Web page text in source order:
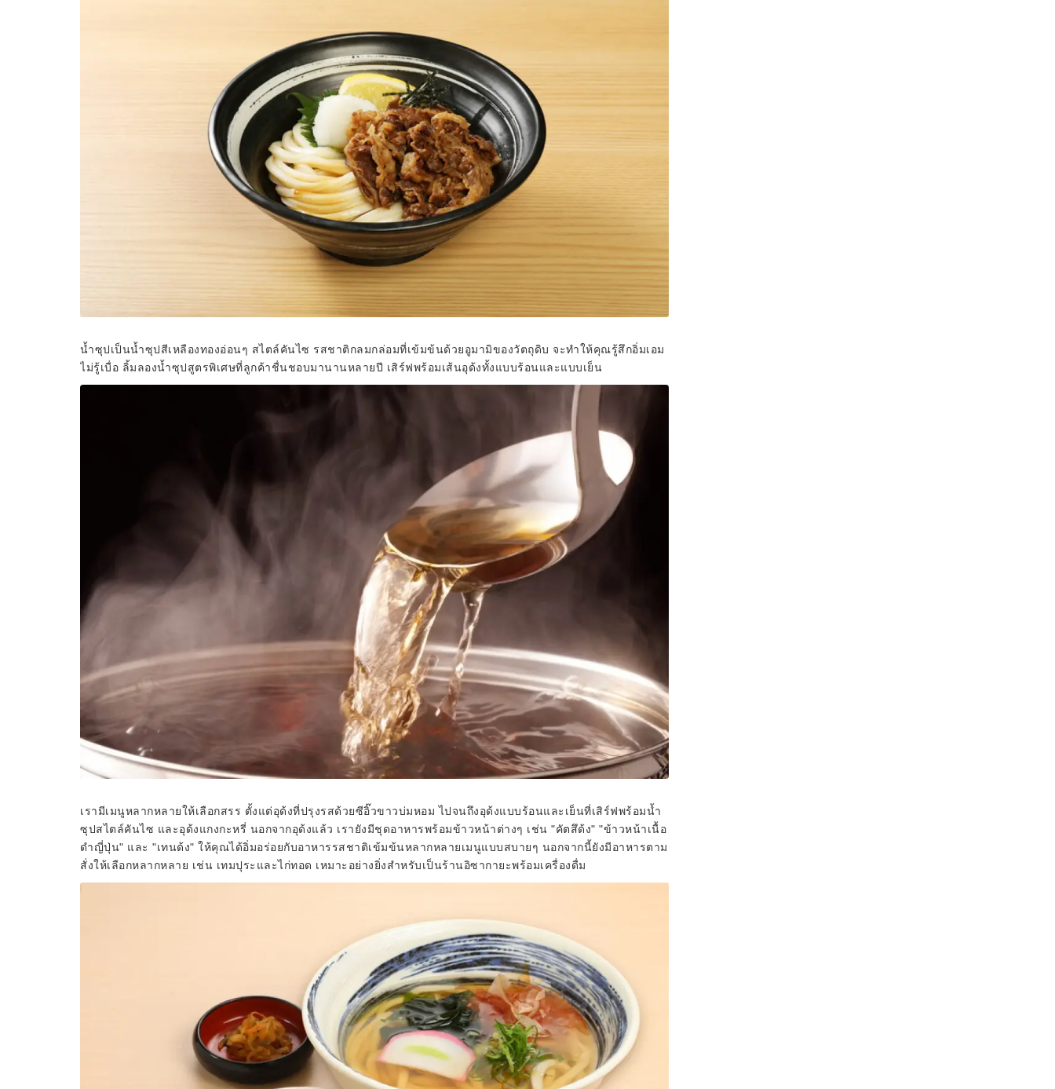
น้ำซุปเป็นน้ำซุปสีเหลืองทองอ่อนๆ สไตล์คันไซ รสชาติกลมกล่อมที่เข้มข้นด้วยอูมามิของวัตถุดิบ จะทำให้คุณรู้สึกอิ่มเอม
ไม่รู้เบื่อ ลิ้มลองน้ำซุปสูตรพิเศษที่ลูกค้าชื่นชอบมานานหลายปี เสิร์ฟพร้อมเส้นอุด้งทั้งแบบร้อนและแบบเย็น
เรามีเมนูหลากหลายให้เลือกสรร ตั้งแต่อุด้งที่ปรุงรสด้วยซีอิ๊วขาวบ่มหอม ไปจนถึงอุด้งแบบร้อนและเย็นที่เสิร์ฟพร้อมน้ำ
ซุปสไตล์คันไซ และอุด้งแกงกะหรี่ นอกจากอุด้งแล้ว เรายังมีชุดอาหารพร้อมข้าวหน้าต่างๆ เช่น "คัตสึด้ง" "ข้าวหน้าเนื้อ
ดำญี่ปุ่น" และ "เทนด้ง" ให้คุณได้อิ่มอร่อยกับอาหารรสชาติเข้มข้นหลากหลายเมนูแบบสบายๆ นอกจากนี้ยังมีอาหารตาม
สั่งให้เลือกหลากหลาย เช่น เทมปุระและไก่ทอด เหมาะอย่างยิ่งสำหรับเป็นร้านอิซากายะพร้อมเครื่องดื่ม